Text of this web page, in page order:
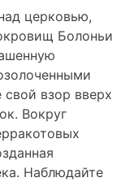
церковью,
Болоньи
взор вверх
Вокруг
Наблюдайте